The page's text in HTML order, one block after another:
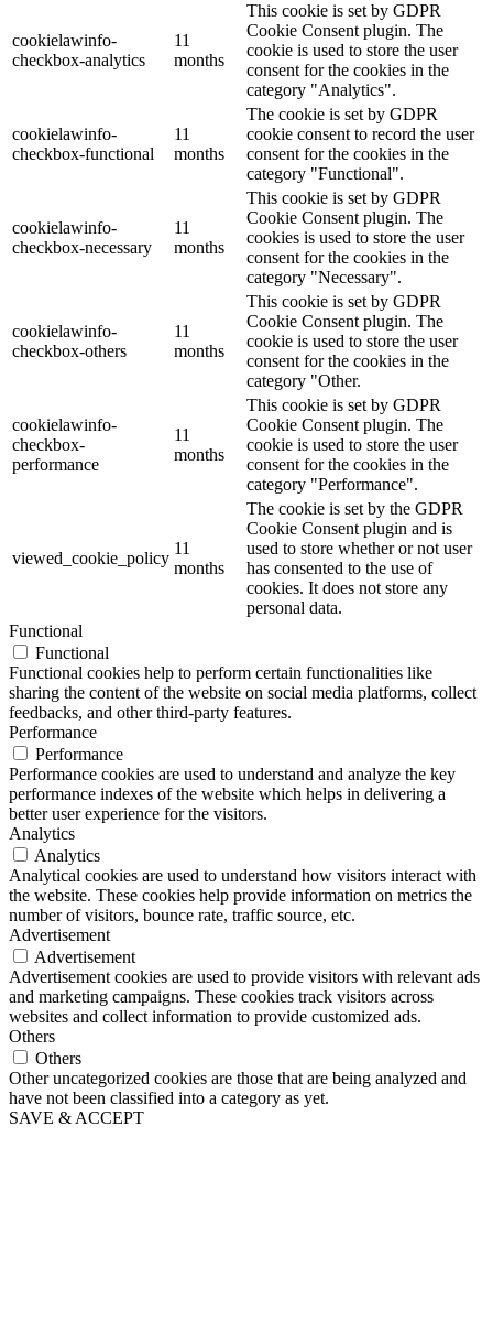
cookielawinfo-
checkbox-analytics
11
months
This cookie is set by GDPR
Cookie Consent plugin. The
cookie is used to store the user
consent for the cookies in the
category "Analytics".
cookielawinfo-
checkbox-functional
11
months
The cookie is set by GDPR
cookie consent to record the user
consent for the cookies in the
category "Functional".
cookielawinfo-
checkbox-necessary
11
months
This cookie is set by GDPR
Cookie Consent plugin. The
cookies is used to store the user
consent for the cookies in the
category "Necessary".
cookielawinfo-
checkbox-others
11
months
This cookie is set by GDPR
Cookie Consent plugin. The
cookie is used to store the user
consent for the cookies in the
category "Other.
cookielawinfo-
checkbox-
performance
11
months
This cookie is set by GDPR
Cookie Consent plugin. The
cookie is used to store the user
consent for the cookies in the
category "Performance".
viewed_cookie_policy
11
months
The cookie is set by the GDPR
Cookie Consent plugin and is
used to store whether or not user
has consented to the use of
cookies. It does not store any
personal data.
Functional
Functional
Functional cookies help to perform certain functionalities like
sharing the content of the website on social media platforms, collect
feedbacks, and other third-party features.
Performance
Performance
Performance cookies are used to understand and analyze the key
performance indexes of the website which helps in delivering a
better user experience for the visitors.
Analytics
Analytics
Analytical cookies are used to understand how visitors interact with
the website. These cookies help provide information on metrics the
number of visitors, bounce rate, traffic source, etc.
Advertisement
Advertisement
Advertisement cookies are used to provide visitors with relevant ads
and marketing campaigns. These cookies track visitors across
websites and collect information to provide customized ads.
Others
Others
Other uncategorized cookies are those that are being analyzed and
have not been classified into a category as yet.
SAVE & ACCEPT